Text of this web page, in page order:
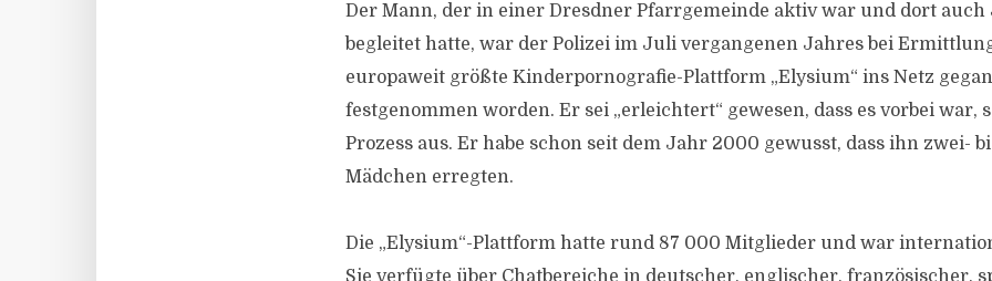
Der Mann, der in einer Dresdner Pfarrgemeinde aktiv war und dort
begleitet hatte, war der Polizei im Juli vergangenen Jahres bei
europaweit größte Kinderpornografie-Plattform „Elysium“ ins Netz
festgenommen worden. Er sei „erleichtert“ gewesen, dass es vorbei war,
Prozess aus. Er habe schon seit dem Jahr 2000 gewusst, dass ihn zwei-
Mädchen erregten.
Die „Elysium“-Plattform hatte rund 87 000 Mitglieder und war
Sie verfügte über Chatbereiche in deutscher, englischer, französischer,